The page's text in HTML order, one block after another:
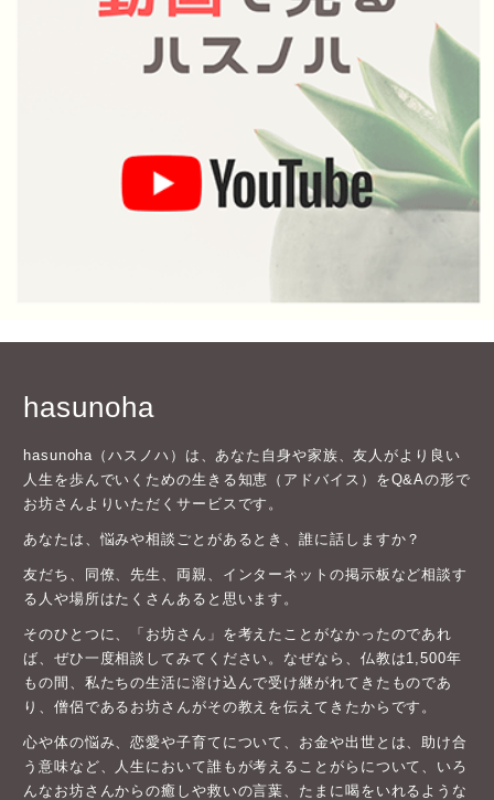
hasunoha
hasunoha（ハスノハ）は、あなた自身や家族、友人がより良い
人生を歩んでいくための生きる知恵（アドバイス）をQ&Aの形で
お坊さんよりいただくサービスです。
あなたは、悩みや相談ごとがあるとき、誰に話しますか？
友だち、同僚、先生、両親、インターネットの掲示板など相談す
る人や場所はたくさんあると思います。
そのひとつに、「お坊さん」を考えたことがなかったのであれ
ば、ぜひ一度相談してみてください。なぜなら、仏教は1,500年
もの間、私たちの生活に溶け込んで受け継がれてきたものであ
り、僧侶であるお坊さんがその教えを伝えてきたからです。
心や体の悩み、恋愛や子育てについて、お金や出世とは、助け合
う意味など、人生において誰もが考えることがらについて、いろ
んなお坊さんからの癒しや救いの言葉、たまに喝をいれるような